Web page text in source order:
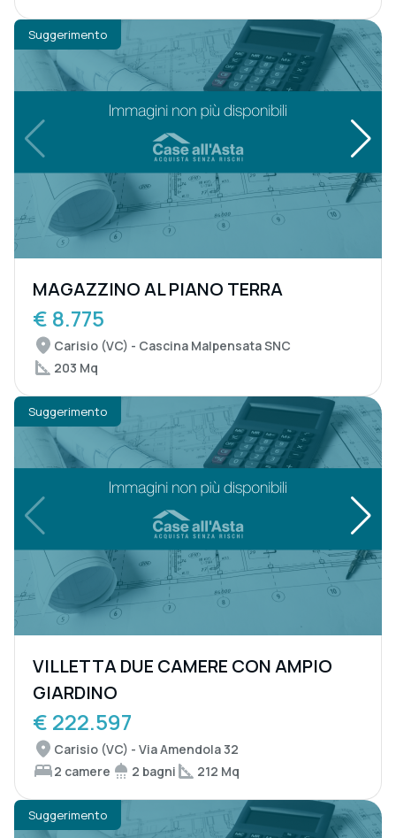
Suggerimento
MAGAZZINO AL PIANO TERRA
€ 8.775
Carisio (VC) - Cascina Malpensata SNC
203 Mq
Suggerimento
VILLETTA DUE CAMERE CON AMPIO
GIARDINO
€ 222.597
Carisio (VC) - Via Amendola 32
2 camere
2 bagni 212 Mq
Suggerimento